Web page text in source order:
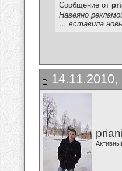
Сообщение от
Навеяно
… вставила
14.11.2010,